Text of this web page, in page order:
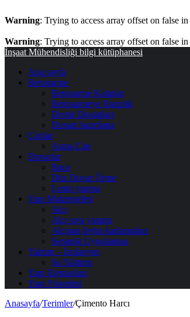
Warning: Trying to access array offset on false in
Warning: Trying to access array offset on false in
Menü
İnşaat Mühendisliği bilgi kütüphanesi
Ana sayfa
Betonarme
Betonarme Kalıplar
Betonarmeye Hazırlık
Demir Donatıları
Donatı hazırlama
Çatılar
Asma Çatı
Duvarlar
Baca
Düz Duvar Örme
Lento yapma
Yapı Malzemeleri
Alçı
Alçı sıva yapımı
Alçıpan levha kaplamaları
Seramik Uygulaması
Yalıtım – İzolasyon
Su Yalıtımı
Yapı Elemanları
Yapı Yönetimi
Anasayfa/Terimler/Çimento Harcı